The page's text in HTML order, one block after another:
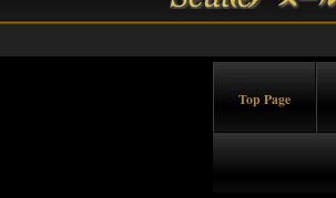
Top Page